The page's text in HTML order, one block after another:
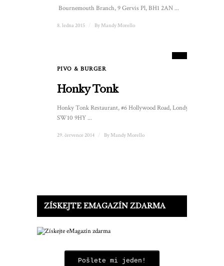
Bournemouth Branch, 9 Gervis Pl, BH1 2AN ...
8. ledna 2015 By Mandy Morello
PIVO & BURGER
Honky Tonk
Honky Tonk Restaurant, #6 Hollywood Road, Londýn
SW10 9HY ...
29. července 2014 By Mandy Morello
ZÍSKEJTE EMAGAZÍN ZDARMA
Pošlete mi jeden!